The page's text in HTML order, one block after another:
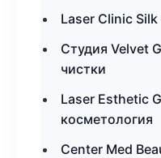
Laser Clinic
Студия Velvet
чистки
Laser Esthetic
косметология
Center Med